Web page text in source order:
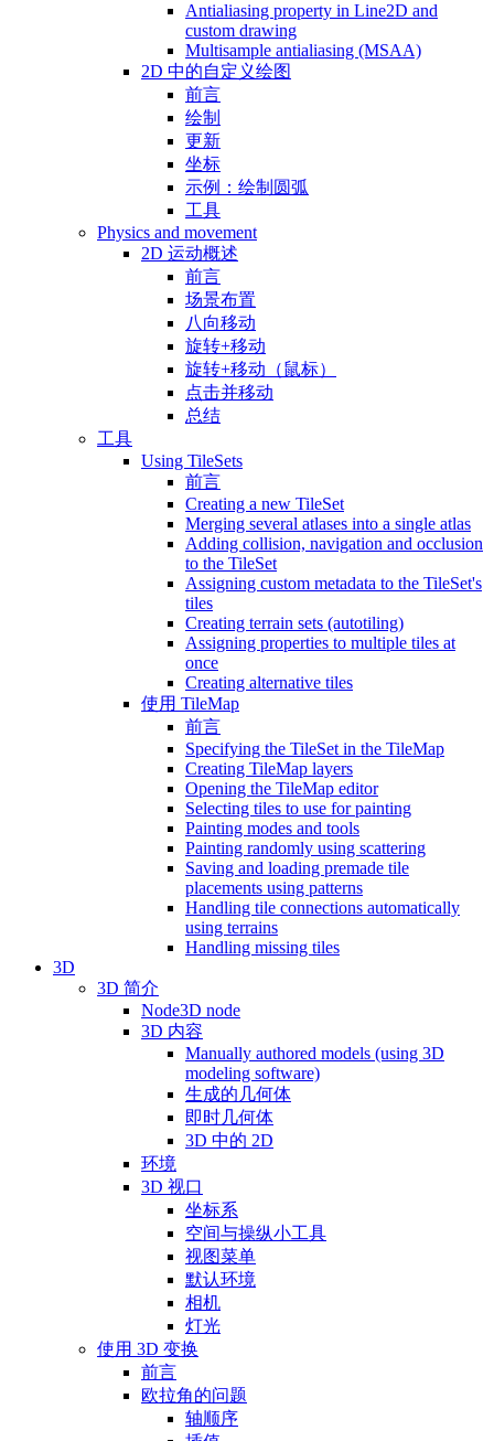
Antialiasing property in Line2D and
custom drawing
Multisample antialiasing (MSAA)
2D 中的自定义绘图
前言
绘制
更新
坐标
示例：绘制圆弧
工具
Physics and movement
2D 运动概述
前言
场景布置
八向移动
旋转+移动
旋转+移动（鼠标）
点击并移动
总结
工具
Using TileSets
前言
Creating a new TileSet
Merging several atlases into a single atlas
Adding collision, navigation and occlusion
to the TileSet
Assigning custom metadata to the TileSet's
tiles
Creating terrain sets (autotiling)
Assigning properties to multiple tiles at
once
Creating alternative tiles
使用 TileMap
前言
Specifying the TileSet in the TileMap
Creating TileMap layers
Opening the TileMap editor
Selecting tiles to use for painting
Painting modes and tools
Painting randomly using scattering
Saving and loading premade tile
placements using patterns
Handling tile connections automatically
using terrains
Handling missing tiles
3D
3D 简介
Node3D node
3D 内容
Manually authored models (using 3D
modeling software)
生成的几何体
即时几何体
3D 中的 2D
环境
3D 视口
坐标系
空间与操纵小工具
视图菜单
默认环境
相机
灯光
使用 3D 变换
前言
欧拉角的问题
轴顺序